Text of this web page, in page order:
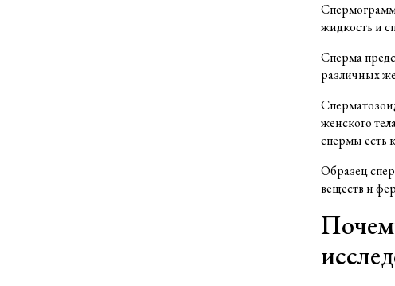
жидкость и
Сперма
различных
женского
спермы есть
Образец
веществ и